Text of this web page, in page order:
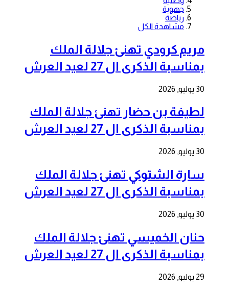
جهوية
رياضة
مشاهدة الكل
مريم كرودي تهنئ جلالة الملك
بمناسبة الذكرى ال 27 لعيد العرش
30 يوليو, 2026
لطيفة بن حضار تهنئ جلالة الملك
بمناسبة الذكرى ال 27 لعيد العرش
30 يوليو, 2026
سارة الشتوكي تهنئ جلالة الملك
بمناسبة الذكرى ال 27 لعيد العرش
30 يوليو, 2026
حنان الخميسي تهنئ جلالة الملك
بمناسبة الذكرى ال 27 لعيد العرش
29 يوليو, 2026